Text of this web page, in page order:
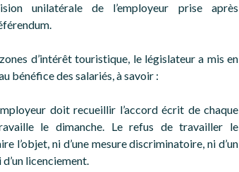
unilatérale de l’employeur prise après
d’intérêt touristique, le législateur a mis en
bénéfice des salariés, à savoir :
doit recueillir l’accord écrit de chaque
le dimanche. Le refus de travailler le
l’objet, ni d’une mesure discriminatoire, ni d’un
d’un licenciement.